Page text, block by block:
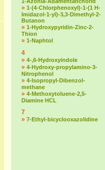
» 1-(4-Chlorphenoxyl)-1-(1 H-
Imidazol-1-yl)-3,3-Dimethyl-2-
Butanon
» 1-Hydroxypyridin-Zinc-2-
Thion
» 1-Naphtol
4
» 4-,6-Hydroxyindole
» 4-Hydroxy-propylamino-3-
Nitrophenol
» 4-Isopropyl-Dibenzol-
methane
» 4-Methoxytoluene-2,5-
Diamine HCL
7
» 7-Ethyl-bicyclooxazolidine